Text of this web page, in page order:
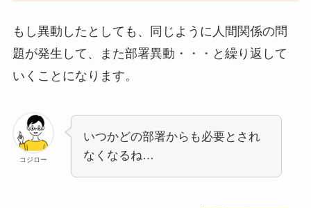
もし異動したとしても、同じように人間関係の問
題が発生して、また部署異動・・・と繰り返して
いくことになります。
コジロー
いつかどの部署からも必要とされ
なくなるね…